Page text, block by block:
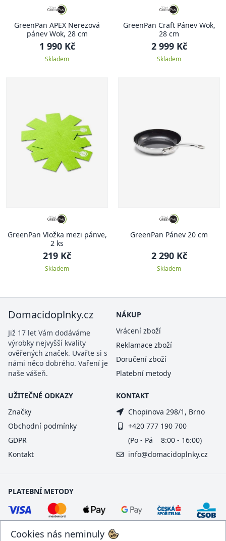
GreenPan APEX Nerezová
pánev Wok, 28 cm
1 990 Kč
Skladem
GreenPan Craft Pánev Wok,
28 cm
2 999 Kč
Skladem
GreenPan Vložka mezi pánve,
2 ks
219 Kč
Skladem
GreenPan Pánev 20 cm
2 290 Kč
Skladem
Cookies nás neminuly
Domacidoplnky.cz
Již 17 let Vám dodáváme
výrobky nejvyšší kvality
ověřených značek. Uvařte si s
námi něco dobrého. Vaření je
naše vášeň.
NÁKUP
Vrácení zboží
Reklamace zboží
Doručení zboží
Platební metody
UŽITEČNÉ ODKAZY
Značky
Obchodní podmínky
GDPR
Kontakt
KONTAKT
Chopinova 298/1, Brno
+420 777 190 700
(Po - Pá 8:00 - 16:00)
info@domacidoplnky.cz
PLATEBNÍ METODY